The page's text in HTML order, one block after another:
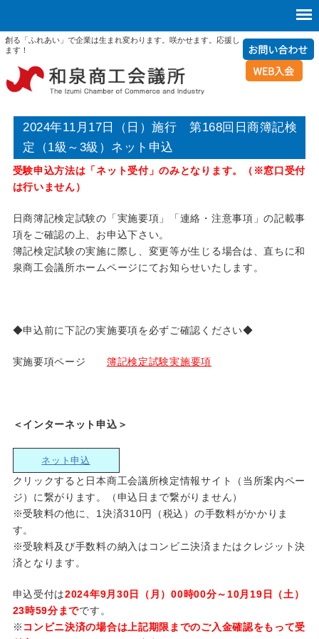
創る「ふれあい」で企業は生まれ変わります。咲かせます。応援し
ます！
2024年11月17日（日）施行 第168回日商簿記検
定（1級～3級）ネット申込
受験申込方法は「ネット受付」のみとなります。（※窓口受付
は行いません）
日商簿記検定試験の「実施要項」「連絡・注意事項」の記載事
項をご確認の上、お申込下さい。
簿記検定試験の実施に際し、変更等が生じる場合は、直ちに和
泉商工会議所ホームページにてお知らせいたします。
◆申込前に下記の実施要項を必ずご確認ください◆
実施要項ページ 簿記検定試験実施要項
＜インターネット申込＞
ネット申込
クリックすると日本商工会議所検定情報サイト（当所案内ペー
ジ）に繋がります。（申込日まで繋がりません）
※受験料の他に、1決済310円（税込）の手数料がかかりま
す。
※受験料及び手数料の納入はコンビニ決済またはクレジット決
済となります。
申込受付は2024年9月30日（月）00時00分～10月19日（土）
23時59分までです。
※ コンビニ決済の場合は上記期限までのご入金確認をもって受